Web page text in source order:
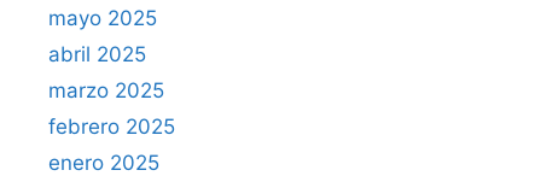
mayo 2025
abril 2025
marzo 2025
febrero 2025
enero 2025